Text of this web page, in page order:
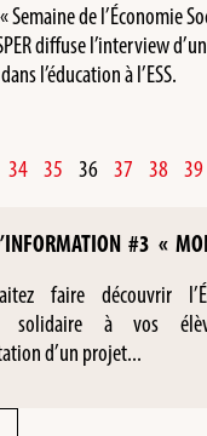
Semaine de l’Économie
diffuse l’interview
l’éducation à l’ESS.
34 35 36 37 38 39
#3 «
faire découvrir
solidaire à vos
d’un projet...